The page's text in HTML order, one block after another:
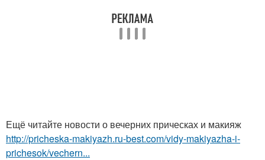
Ещё читайте новости о вечерних прическах и макияж
http://pricheska-makiyazh.ru-best.com/vidy-makiyazha-i-
prichesok/vechern...